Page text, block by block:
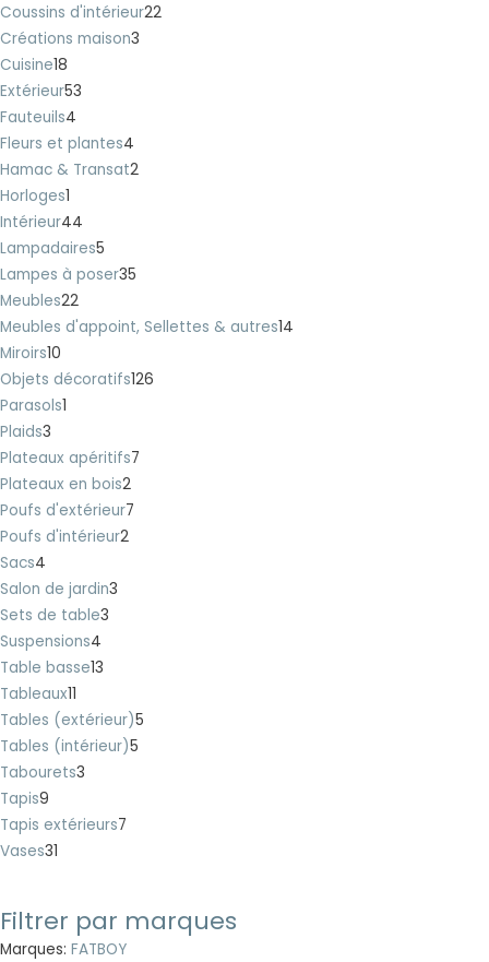
Coussins d'intérieur22
Créations maison3
Cuisine18
Extérieur53
Fauteuils4
Fleurs et plantes4
Hamac & Transat2
Horloges1
Intérieur44
Lampadaires5
Lampes à poser35
Meubles22
Meubles d'appoint, Sellettes & autres14
Miroirs10
Objets décoratifs126
Parasols1
Plaids3
Plateaux apéritifs7
Plateaux en bois2
Poufs d'extérieur7
Poufs d'intérieur2
Sacs4
Salon de jardin3
Sets de table3
Suspensions4
Table basse13
Tableaux11
Tables (extérieur)5
Tables (intérieur)5
Tabourets3
Tapis9
Tapis extérieurs7
Vases31
Filtrer par marques
Marques: FATBOY